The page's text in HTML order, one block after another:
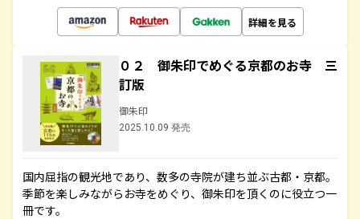
詳細を見る
０２ 御朱印でめぐる京都のお寺 三
訂版
御朱印
2025.10.09 発売
国内屈指の観光地であり、数多の寺院が建ち並ぶ古都・京都。
季節を楽しみながらお寺をめぐり、御朱印を頂くのに役立つ一
冊です。